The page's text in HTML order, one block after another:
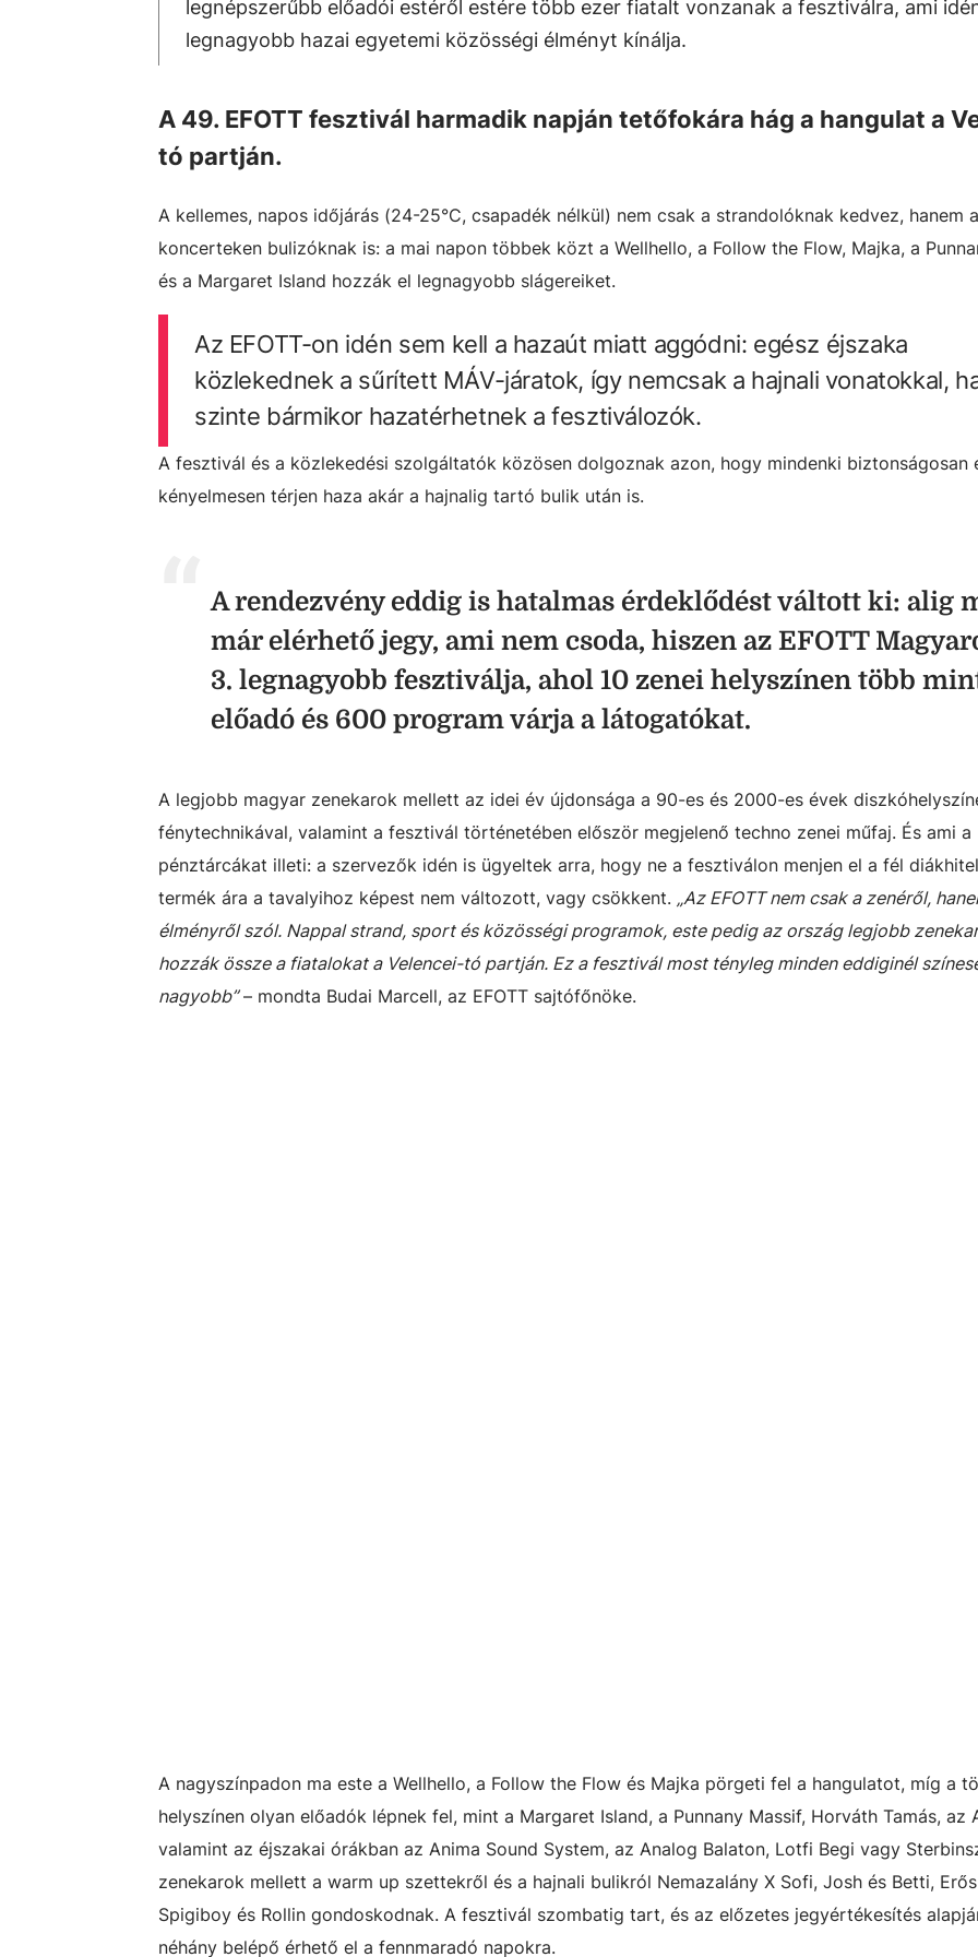
legnépszerűbb előadói estéről estére több ezer fiatalt vonzanak a fesztiválra, ami
legnagyobb hazai egyetemi közösségi élményt kínálja.
A 49. EFOTT fesztivál harmadik napján tetőfokára hág a hangulat a
tó partján.
A kellemes, napos időjárás (24-25°C, csapadék nélkül) nem csak a strandolóknak kedvez, hanem a
koncerteken bulizóknak is: a mai napon többek közt a Wellhello, a Follow the Flow, Majka, a
és a Margaret Island hozzák el legnagyobb slágereiket.
Az EFOTT-on idén sem kell a hazaút miatt aggódni: egész éjszaka
közlekednek a sűrített MÁV-járatok, így nemcsak a hajnali vonatokkal,
szinte bármikor hazatérhetnek a fesztiválozók.
A fesztivál és a közlekedési szolgáltatók közösen dolgoznak azon, hogy mindenki biztonságosan
kényelmesen térjen haza akár a hajnalig tartó bulik után is.
A rendezvény eddig is hatalmas érdeklődést váltott ki: alig
már elérhető jegy, ami nem csoda, hiszen az EFOTT
3. legnagyobb fesztiválja, ahol 10 zenei helyszínen több
előadó és 600 program várja a látogatókat.
A legjobb magyar zenekarok mellett az idei év újdonsága a 90-es és 2000-es évek
fénytechnikával, valamint a fesztivál történetében először megjelenő techno zenei műfaj. És ami a
pénztárcákat illeti: a szervezők idén is ügyeltek arra, hogy ne a fesztiválon menjen el a fél
termék ára a tavalyihoz képest nem változott, vagy csökkent. „Az EFOTT nem csak a zenéről,
élményről szól. Nappal strand, sport és közösségi programok, este pedig az ország legjobb
hozzák össze a fiatalokat a Velencei-tó partján. Ez a fesztivál most tényleg minden eddiginél
nagyobb”– mondta Budai Marcell, az EFOTT sajtófőnöke.
A nagyszínpadon ma este a Wellhello, a Follow the Flow és Majka pörgeti fel a hangulatot, míg a
helyszínen olyan előadók lépnek fel, mint a Margaret Island, a Punnany Massif, Horváth Tamás, az
valamint az éjszakai órákban az Anima Sound System, az Analog Balaton, Lotfi Begi vagy
zenekarok mellett a warm up szettekről és a hajnali bulikról Nemazalány X Sofi, Josh és Betti,
Spigiboy és Rollin gondoskodnak. A fesztivál szombatig tart, és az előzetes jegyértékesítés
néhány belépő érhető el a fennmaradó napokra.